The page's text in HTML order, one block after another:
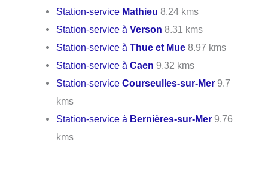
Station-service Mathieu 8.24 kms
Station-service àVerson 8.31 kms
Station-service àThue et Mue 8.97 kms
Station-service àCaen 9.32 kms
Station-serviceCourseulles-sur-Mer 9.7
kms
Station-service à Bernières-sur-Mer 9.76
kms